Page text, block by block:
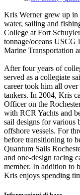
Kris Werner grew up in
water, sailing and
College at Fort
tonnage/oceans USCG
Marine Transportation
After four years of
served as a collegiate
career took him all
tankers. In 2004, Kris
Officer on the
with RCR Yachts and
sail designs for various
offshore vessels. For
before transitioning to
Quantum Sails
and one-design racing
member. In addition to
Kris enjoys spending